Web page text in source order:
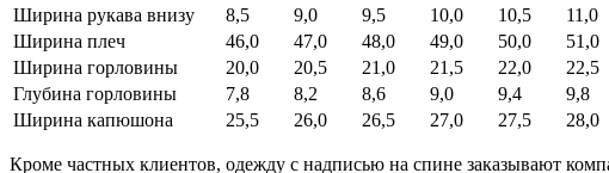
Ширина рукава внизу
8,5 9,0 9,5 10,0 10,5 11,0
Ширина плеч
46,0 47,0 48,0 49,0 50,0 51,0
Ширина горловины
20,0 20,5 21,0 21,5 22,0 22,5
Глубина горловины
7,8 8,2 8,6 9,0 9,4 9,8
Ширина капюшона
25,5 26,0 26,5 27,0 27,5 28,0
Кроме частных клиентов, одежду с надписью на спине заказывают